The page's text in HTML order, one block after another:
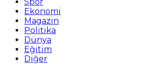
Ekonomi
Magazin
Politika
Dünya
Eğitim
Diğer